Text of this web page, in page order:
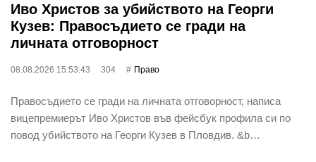
Иво Христов за убийството на Георги
Кузев: Правосъдието се гради на
личната отговорност
08.08.2026 15:53:43 304 Право
Правосъдието се гради на личната отговорност, написа
вицепремиерът Иво Христов във фейсбук профила си по
повод убийството на Георги Кузев в Пловдив. &b…